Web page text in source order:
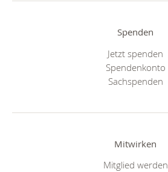
Spenden
Jetzt spenden
Spendenkonto
Sachspenden
Mitwirken
Mitglied werden